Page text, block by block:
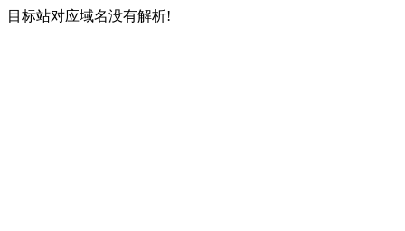
目标站对应域名没有解析!